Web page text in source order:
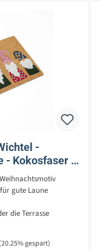
-
- Kokosfaser -
- für
gute Laune
die Terrasse
Preis:
(20.25% gespart)